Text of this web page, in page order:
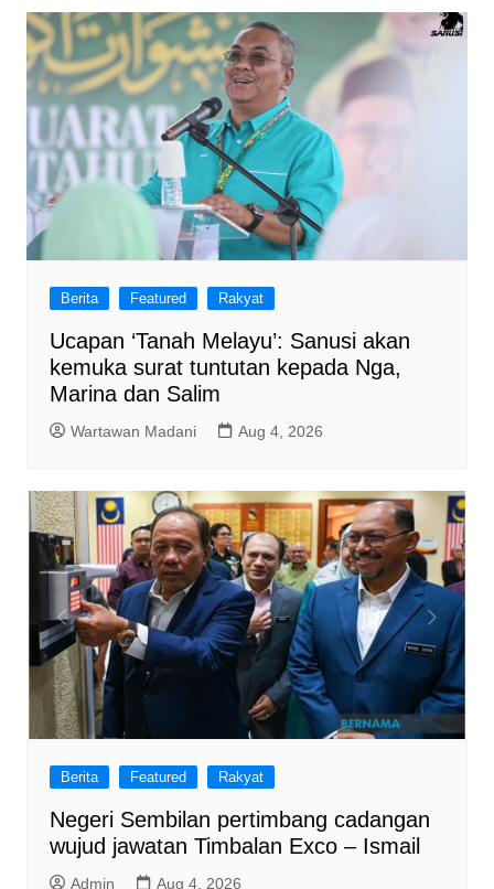
Berita Featured Rakyat
Ucapan ‘Tanah Melayu’: Sanusi akan
kemuka surat tuntutan kepada Nga,
Marina dan Salim
Wartawan Madani Aug 4, 2026
Berita Featured Rakyat
Negeri Sembilan pertimbang cadangan
wujud jawatan Timbalan Exco – Ismail
Admin Aug 4, 2026